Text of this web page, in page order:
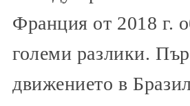
Франция от 2018 г.
големи разлики.
движението в